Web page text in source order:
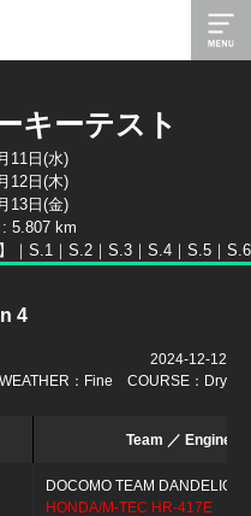
キーテスト
11日(水)
12日(木)
13日(金)
5.807 km
｜ S.1｜ S.2｜ S.3｜ S.4｜ S.5｜ S.6
4
2024-12-12
WEATHER：Fine COURSE：Dry
Team ／ Engine
DOCOMO TEAM DANDELION
HONDA/M-TEC HR-417E